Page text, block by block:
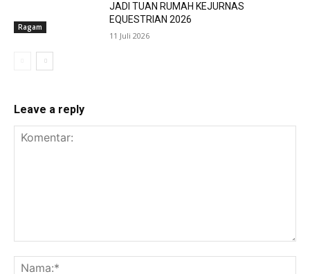
Ragam
JADI TUAN RUMAH KEJURNAS
EQUESTRIAN 2026
11 Juli 2026
Leave a reply